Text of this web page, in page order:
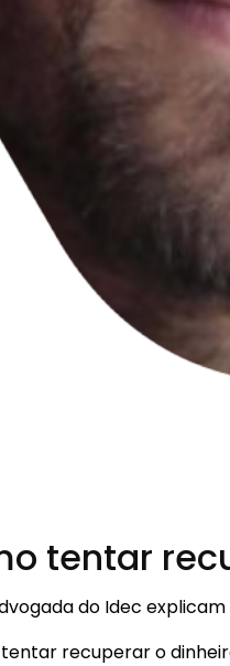
tentar
do Idec